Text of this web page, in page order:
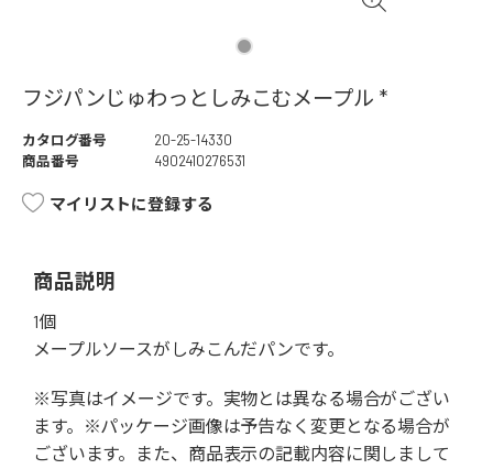
フジパンじゅわっとしみこむメープル *
カタログ番号
20-25-14330
商品番号
4902410276531
マイリストに登録する
商品説明
1個
メープルソースがしみこんだパンです。
※写真はイメージです。実物とは異なる場合がござい
ます。※パッケージ画像は予告なく変更となる場合が
ございます。また、商品表示の記載内容に関しまして